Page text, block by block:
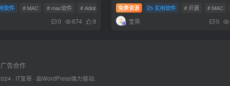
软件 # MAC # mac软件 # Adobe
0 674 9
免费资源 实用软件 # 开源 # MAC
宝哥 0
广告合作
· IT宝哥 · 由WordPress强力驱动.